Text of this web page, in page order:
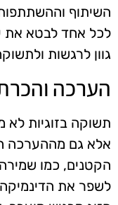
השיתוף
לכל אחד לבטא את
גוון לרגשות
הערכה
תשוקה בזוגיות
אלא גם מההערכה
הקטנים, כמו
לשפר את הדינמיקה